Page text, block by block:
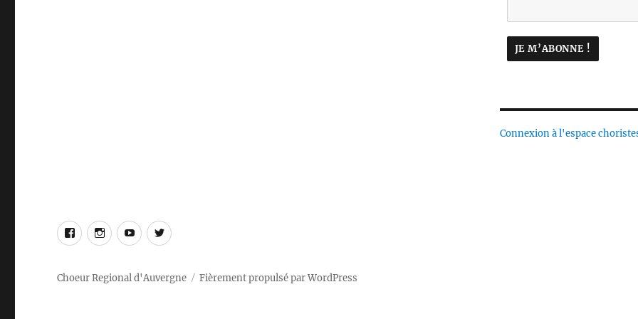
Connexion à l'espace
Choeur Regional d'Auvergne Fièrement propulsé par WordPress